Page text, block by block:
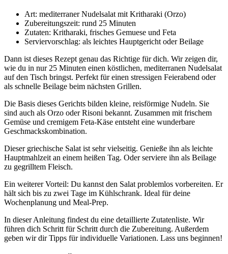
Art: mediterraner Nudelsalat mit Kritharaki (Orzo)
Zubereitungszeit: rund 25 Minuten
Zutaten: Kritharaki, frisches Gemuese und Feta
Serviervorschlag: als leichtes Hauptgericht oder Beilage
Dann ist dieses Rezept genau das Richtige für dich. Wir zeigen dir,
wie du in nur 25 Minuten einen köstlichen, mediterranen Nudelsalat
auf den Tisch bringst. Perfekt für einen stressigen Feierabend oder
als schnelle Beilage beim nächsten Grillen.
Die Basis dieses Gerichts bilden kleine, reisförmige Nudeln. Sie
sind auch als Orzo oder Risoni bekannt. Zusammen mit frischem
Gemüse und cremigem Feta-Käse entsteht eine wunderbare
Geschmackskombination.
Dieser griechische Salat ist sehr vielseitig. Genieße ihn als leichte
Hauptmahlzeit an einem heißen Tag. Oder serviere ihn als Beilage
zu gegrilltem Fleisch.
Ein weiterer Vorteil: Du kannst den Salat problemlos vorbereiten. Er
hält sich bis zu zwei Tage im Kühlschrank. Ideal für deine
Wochenplanung und Meal-Prep.
In dieser Anleitung findest du eine detaillierte Zutatenliste. Wir
führen dich Schritt für Schritt durch die Zubereitung. Außerdem
geben wir dir Tipps für individuelle Variationen. Lass uns beginnen!